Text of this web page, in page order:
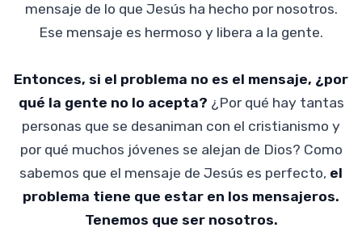
mensaje de lo que Jesús ha hecho por nosotros.
Ese mensaje es hermoso y libera a la gente.
Entonces, si el problema no es el mensaje, ¿por
qué la gente no lo acepta? ¿Por qué hay tantas
personas que se desaniman con el cristianismo y
por qué muchos jóvenes se alejan de Dios? Como
sabemos que el mensaje de Jesús es perfecto, el
problema tiene que estar en los mensajeros.
Tenemos que ser nosotros.